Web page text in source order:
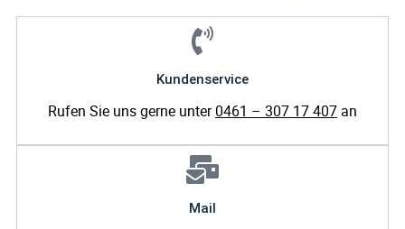
Kundenservice
Rufen Sie uns gerne unter0461 – 307 17 407 an
Mail